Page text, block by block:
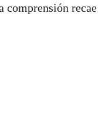
comprensión recae